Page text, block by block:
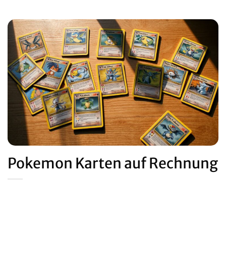
Pokemon Karten auf Rechnung